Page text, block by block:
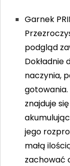
Garnek
podgląd
Dokładnie
naczynia,
znajduje
jego
małą
zachować